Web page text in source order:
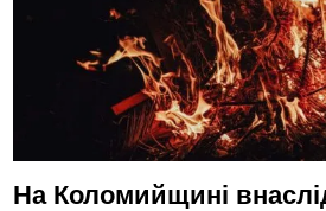
На Коломийщині